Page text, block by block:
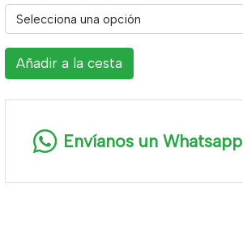
Selecciona una opción
Añadir a la cesta
Envíanos un Whatsapp